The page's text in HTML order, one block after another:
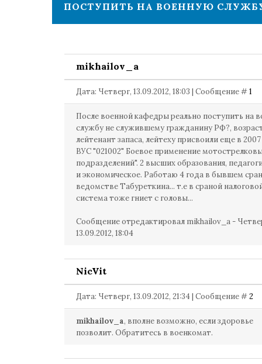
ПОСТУПИТЬ НА ВОЕННУЮ
mikhailov_a
Дата: Четверг, 13.09.2012, 18:03 | Сообщение #1
После военной кафедры реально поступить на
службу не служившему гражданину РФ?,
лейтенант запаса, лейтеху присвоили еще в 2007
ВУС "021002" Боевое применение
подразделений". 2 высших образования,
и экономическое. Работаю 4 года в бывшем
ведомстве Табуреткина... т.е в сраной
система тоже гниет с головы...
Сообщение отредактировал mikhailov_a -
13.09.2012, 18:04
NicVit
Дата: Четверг, 13.09.2012, 21:34 | Сообщение #2
mikhailov_a, вполне возможно, если здоровье
позволит. Обратитесь в военкомат.